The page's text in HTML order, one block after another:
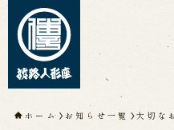
トップページ
ホーム お知らせ一覧 大切な